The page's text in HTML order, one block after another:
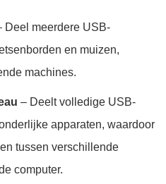
Deel meerdere USB-
en muizen,
machines.
– Deelt volledige USB-
apparaten, waardoor
tussen verschillende
computer.